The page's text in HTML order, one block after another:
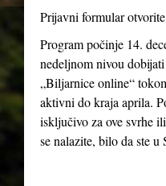
Prijavni formular
Program počinje 14.
nedeljnom nivou
„Biljarnice online“
aktivni do kraja aprila.
isključivo za ove svrhe
se nalazite, bilo da ste